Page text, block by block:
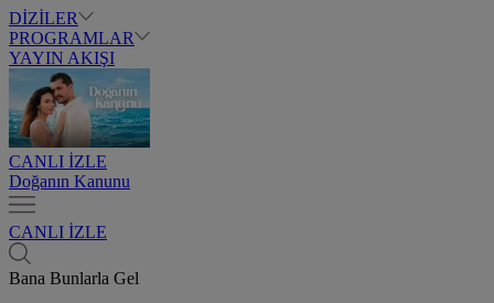
DİZİLER
PROGRAMLAR
YAYIN AKIŞI
CANLI İZLE
Doğanın Kanunu
CANLI İZLE
Bana Bunlarla Gel